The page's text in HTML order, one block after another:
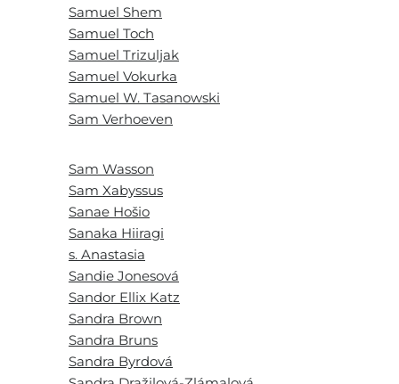
Samuel Shem
Samuel Toch
Samuel Trizuljak
Samuel Vokurka
Samuel W. Tasanowski
Sam Verhoeven
Sam Wasson
Sam Xabyssus
Sanae Hošio
Sanaka Hiiragi
s. Anastasia
Sandie Jonesová
Sandor Ellix Katz
Sandra Brown
Sandra Bruns
Sandra Byrdová